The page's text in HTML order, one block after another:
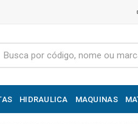
HIDRAULICA MAQUINAS